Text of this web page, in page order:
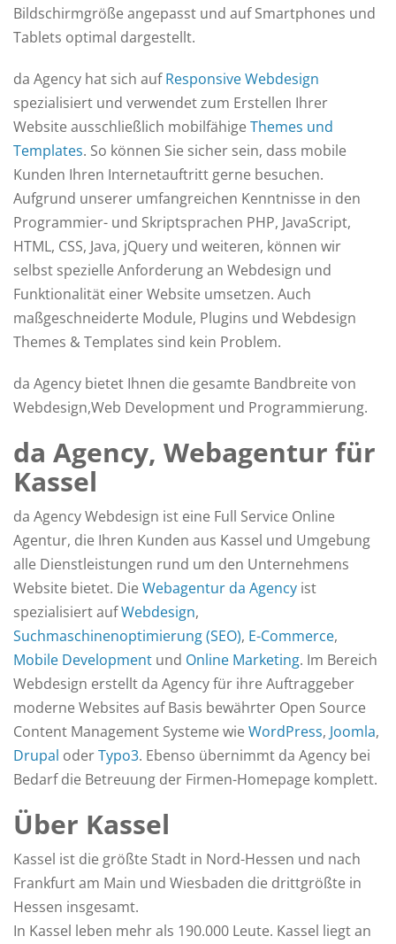
Bildschirmgröße angepasst und auf Smartphones und
Tablets optimal dargestellt.
da Agency hat sich aufResponsive Webdesign
spezialisiert und verwendet zum Erstellen Ihrer
Website ausschließlich mobilfähige Themes und
Templates. So können Sie sicher sein, dass mobile
Kunden Ihren Internetauftritt gerne besuchen.
Aufgrund unserer umfangreichen Kenntnisse in den
Programmier- und Skriptsprachen PHP, JavaScript,
HTML, CSS, Java, jQuery und weiteren, können wir
selbst spezielle Anforderung an Webdesign und
Funktionalität einer Website umsetzen. Auch
maßgeschneiderte Module, Plugins und Webdesign
Themes & Templates sind kein Problem.
da Agency bietet Ihnen die gesamte Bandbreite von
Webdesign,Web Development und Programmierung.
da Agency, Webagentur für
Kassel
da Agency Webdesign ist eine Full Service Online
Agentur, die Ihren Kunden aus Kassel und Umgebung
alle Dienstleistungen rund um den Unternehmens
Website bietet. Die Webagentur da Agency ist
spezialisiert aufWebdesign,
Suchmaschinenoptimierung (SEO), E-Commerce,
Mobile Development und Online Marketing. Im Bereich
Webdesign erstellt da Agency für ihre Auftraggeber
moderne Websites auf Basis bewährter Open Source
Content Management Systeme wie WordPress, Joomla,
Drupal oderTypo3. Ebenso übernimmt da Agency bei
Bedarf die Betreuung der Firmen-Homepage komplett.
Über Kassel
Kassel ist die größte Stadt in Nord-Hessen und nach
Frankfurt am Main und Wiesbaden die drittgrößte in
Hessen insgesamt.
In Kassel leben mehr als 190.000 Leute. Kassel liegt an